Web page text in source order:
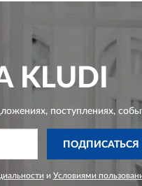
KLUDI
поступлениях,
ПОДПИСАТЬСЯ
и Условиями